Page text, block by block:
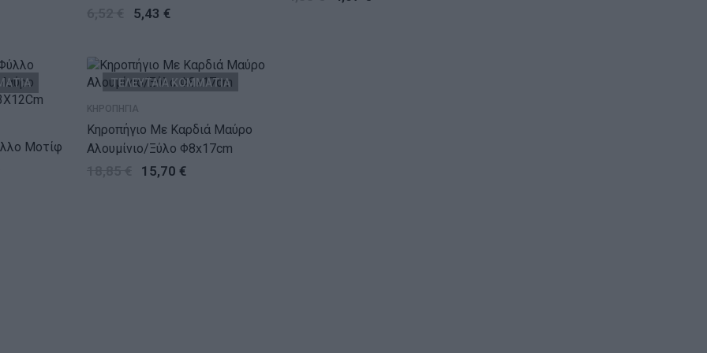
Γυάλινο Λευκό PU 18 H. cm D. 7
5,43€
Μοτίφ
ΤΕΛΕΥΤΑΙΑ ΚΟΜΜΑΤΙΑ
ΚΗΡΟΠΗΓΙΑ
Κηροπήγιο Με Καρδιά Μαύρο
Αλουμίνιο/Ξύλο Φ8x17cm
15,70€